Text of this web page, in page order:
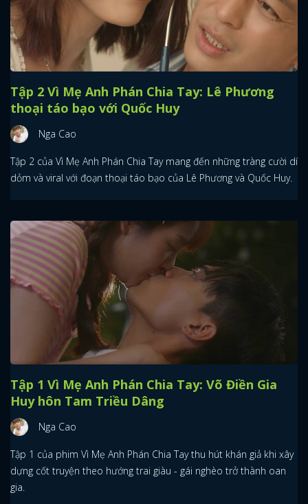
x
Tập 2 Vì Mẹ Anh Phán Chia Tay: Lê Phương
thoại táo bạo với Quốc Huy
Nga Cao
Tập 2 của Vì Mẹ Anh Phán Chia Tay mang đến những tràng cười dí
dỏm và viral với đoạn thoại táo bạo của Lê Phương và Quốc Huy.
Tập 1 Vì Mẹ Anh Phán Chia Tay: Võ Điền Gia
Huy hôn Tam Triều Dâng
Nga Cao
Tập 1 của phim Vì Mẹ Anh Phán Chia Tay thu hút khán giả khi xây
dựng cốt truyện theo hướng trai giàu - gái nghèo trở thành oan
gia.